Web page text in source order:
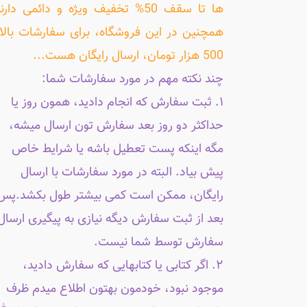
ها تا سقف 50% تخفیف ویژه و دائمی
همچنین در این فروشگاه، برای سفارشات
500 هزار تومان، ارسال رایگان هست...
چند نکته مهم در مورد سفارشات شما:
۱. ثبت سفارش که انجام دادید، همون روز یا
حداکثر دو روز بعد سفارش تون ارسال میشه،
مگه اینکه پست تعطیل باشه یا شرایط خاص
پیش بیاد. البته در مورد سفارشات با ارسال
رایگان، ممکن است کمی بیشتر طول
بعد از ثبت سفارش دیگه نیازی به پیگیری
سفارش توسط شما نیست.
۲. اگر کتابی یا کتابهایی که سفارش دادید،
موجود نبود، خودمون بهتون اطلاع میدم ظرف